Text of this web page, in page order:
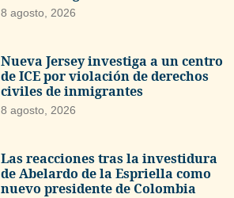
8 agosto, 2026
Nueva Jersey investiga a un centro
de ICE por violación de derechos
civiles de inmigrantes
8 agosto, 2026
Las reacciones tras la investidura
de Abelardo de la Espriella como
nuevo presidente de Colombia